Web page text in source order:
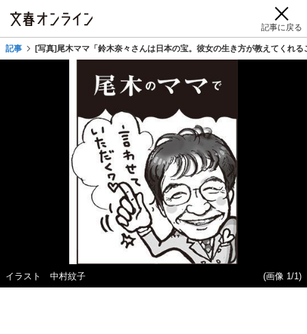
記事に戻る
記事 [写真]尾木ママ「鈴木奈々さんは日本の宝。彼女の生き方が教えてくれる
イラスト 中村紋子 (画像 1/1)